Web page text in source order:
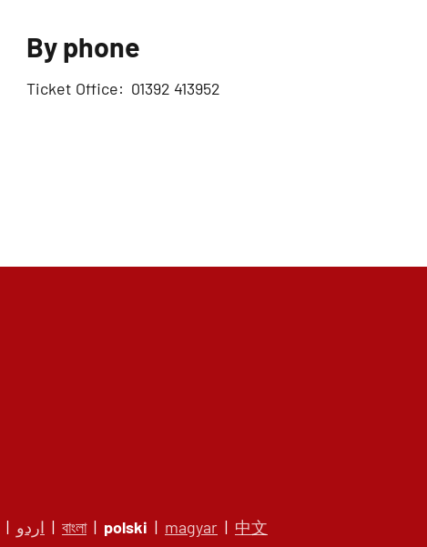
By phone
Ticket Office: 01392 413952
| اردو | বাংলা| polski | magyar | 中文